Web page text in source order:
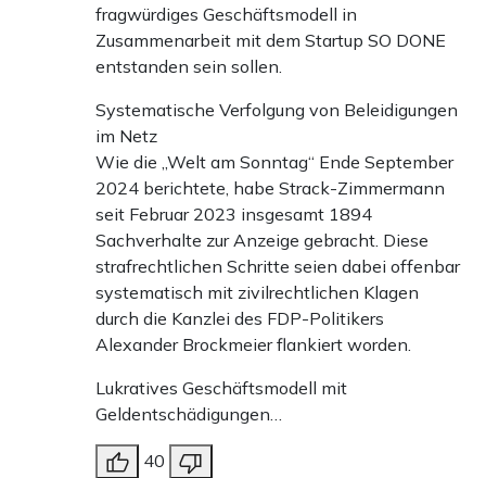
fragwürdiges Geschäftsmodell in
Zusammenarbeit mit dem Startup SO DONE
entstanden sein sollen.
Systematische Verfolgung von Beleidigungen
im Netz
Wie die „Welt am Sonntag“ Ende September
2024 berichtete, habe Strack-Zimmermann
seit Februar 2023 insgesamt 1894
Sachverhalte zur Anzeige gebracht. Diese
strafrechtlichen Schritte seien dabei offenbar
systematisch mit zivilrechtlichen Klagen
durch die Kanzlei des FDP-Politikers
Alexander Brockmeier flankiert worden.
Lukratives Geschäftsmodell mit
Geldentschädigungen…
40